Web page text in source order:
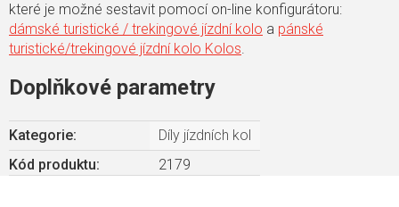
které je možné sestavit pomocí on-line konfigurátoru:
dámské turistické / trekingové jízdní kolo a pánské
turistické/trekingové jízdní kolo Kolos.
Doplňkové parametry
Kategorie:
Díly jízdních kol
Kód produktu:
2179